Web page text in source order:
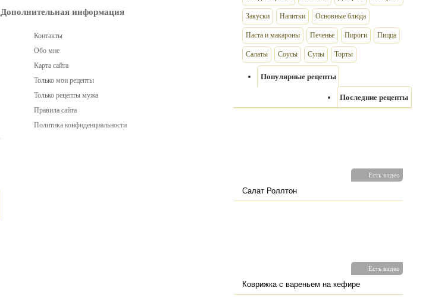
Закуски Напитки Основные блюда
Паста и макароны Печенье Пироги Пицца
Салаты Соусы Супы Торты
Популярные рецепты
Последние рецепты
Есть видео
Салат Роллтон
Есть видео
Коврижка с вареньем на кефире
Дополнительная информация
Контакты
Обо мне
Карта сайта
Только мои рецепты
Только рецепты мужа
Правила сайта
Политика конфиденциальности